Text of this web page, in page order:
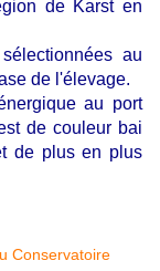
de Karst en
au
de l'élevage.
au port
de couleur bai
de plus en plus